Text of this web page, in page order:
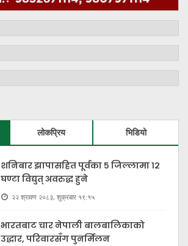
लोकप्रिय भिडियो
शनिबार झापासहित पूर्वका ५ जिल्लामा १२
घण्टा विद्युत् अवरुद्ध हुने
२२ श्रावण २०८३, शुक्रबार १९:१५
भारतबाट चार नेपाली बालबालिकाको
उद्धार, परिवारसँग पुनर्मिलन